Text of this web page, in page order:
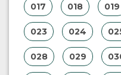
017 018 019
023 024
028 029